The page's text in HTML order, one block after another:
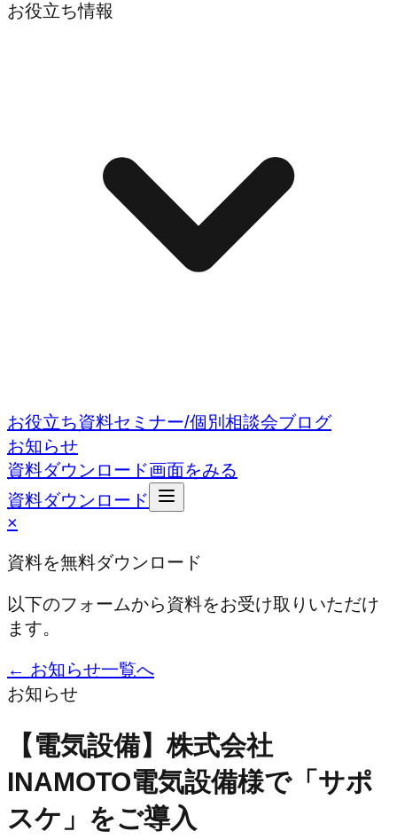
お役立ち情報
お役立ち資料セミナー/個別相談会ブログ
お知らせ
資料ダウンロード画面をみる
資料ダウンロード
×
資料を無料ダウンロード
以下のフォームから資料をお受け取りいただけ
ます。
← お知らせ一覧へ
お知らせ
【電気設備】株式会社
INAMOTO電気設備様で「サポ
スケ」をご導入